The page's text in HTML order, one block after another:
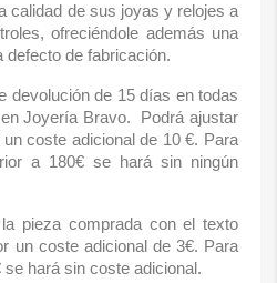
calidad de sus joyas y relojes a
ofreciéndole además una
defecto de fabricación.
devolución de 15 días en todas
Joyería Bravo. Podrá ajustar
coste adicional de 10 €. Para
a 180€ se hará sin ningún
pieza comprada con el texto
un coste adicional de 3€. Para
hará sin coste adicional.